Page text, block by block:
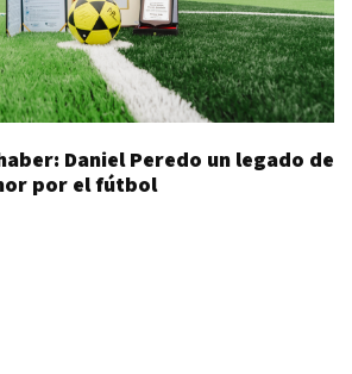
Daniel Peredo un legado de
por el fútbol